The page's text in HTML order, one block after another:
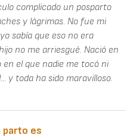
complicado un posparto
y lágrimas. No fue mi
sabía que eso no era
no me arriesgué. Nació en
el que nadie me tocó ni
y toda ha sido maravilloso.
parto es